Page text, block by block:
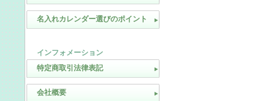
名入れカレンダー選びのポイント
インフォメーション
特定商取引法律表記
会社概要